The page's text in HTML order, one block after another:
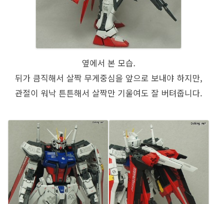
옆에서 본 모습.
뒤가 큼직해서 살짝 무게중심을 앞으로 보내야 하지만,
관절이 워낙 튼튼해서 살짝만 기울여도 잘 버텨줍니다.